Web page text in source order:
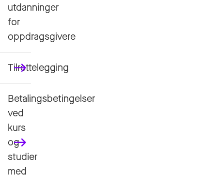
utdanninger
for
oppdragsgivere
Tilrettelegging
Betalingsbetingelser
ved
kurs
og
studier
med